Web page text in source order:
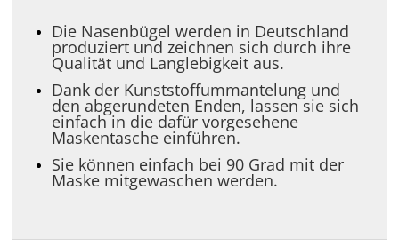
Die Nasenbügel werden in Deutschland
produziert und zeichnen sich durch ihre
Qualität und Langlebigkeit aus.
Dank der Kunststoffummantelung und
den abgerundeten Enden, lassen sie sich
einfach in die dafür vorgesehene
Maskentasche einführen.
Sie können einfach bei 90 Grad mit der
Maske mitgewaschen werden.